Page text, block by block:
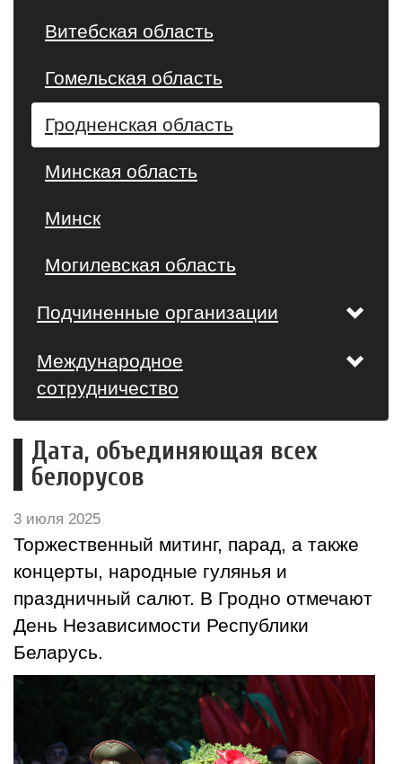
Витебская область
Гомельская область
Гродненская область
Минская область
Минск
Могилевская область
Подчиненные организации
Международное
сотрудничество
Дата, объединяющая всех
белорусов
3 июля 2025
Торжественный митинг, парад, а также
концерты, народные гулянья и
праздничный салют. В Гродно отмечают
День Независимости Республики
Беларусь.